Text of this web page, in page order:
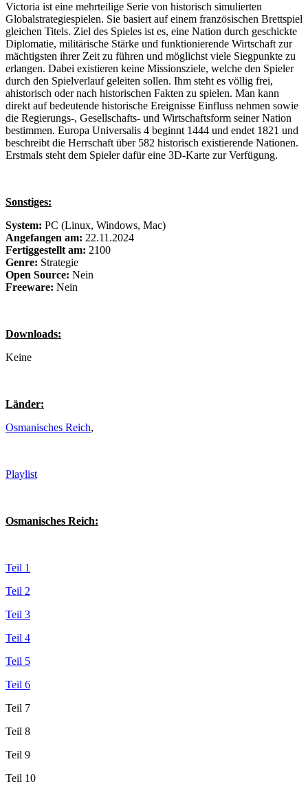
Victoria ist eine mehrteilige Serie von historisch simulierten
Globalstrategiespielen. Sie basiert auf einem französischen Brettspiel
gleichen Titels. Ziel des Spieles ist es, eine Nation durch geschickte
Diplomatie, militärische Stärke und funktionierende Wirtschaft zur
mächtigsten ihrer Zeit zu führen und möglichst viele Siegpunkte zu
erlangen. Dabei existieren keine Missionsziele, welche den Spieler
durch den Spielverlauf geleiten sollen. Ihm steht es völlig frei,
ahistorisch oder nach historischen Fakten zu spielen. Man kann
direkt auf bedeutende historische Ereignisse Einfluss nehmen sowie
die Regierungs-, Gesellschafts- und Wirtschaftsform seiner Nation
bestimmen. Europa Universalis 4 beginnt 1444 und endet 1821 und
beschreibt die Herrschaft über 582 historisch existierende Nationen.
Erstmals steht dem Spieler dafür eine 3D-Karte zur Verfügung.
Sonstiges:
System: PC (Linux, Windows, Mac)
Angefangen am: 22.11.2024
Fertiggestellt am: 2100
Genre: Strategie
Open Source: Nein
Freeware: Nein
Downloads:
Keine
Länder:
Osmanisches Reich,
Playlist
Osmanisches Reich:
Teil 1
Teil 2
Teil 3
Teil 4
Teil 5
Teil 6
Teil 7
Teil 8
Teil 9
Teil 10